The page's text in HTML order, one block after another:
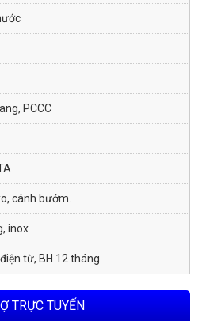
PCCC
cánh bướm.
inox
từ, BH 12 tháng.
TRỰC TUYẾN